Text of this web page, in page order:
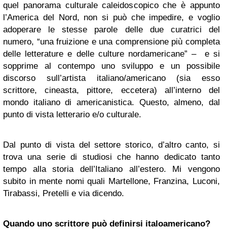
quel panorama culturale caleidoscopico che è appunto
l’America del Nord, non si può che impedire, e voglio
adoperare le stesse parole delle due curatrici del
numero, “una fruizione e una comprensione più completa
delle letterature e delle culture nordamericane” – e si
sopprime al contempo uno sviluppo e un possibile
discorso sull’artista italiano/americano (sia esso
scrittore, cineasta, pittore, eccetera) all’interno del
mondo italiano di americanistica. Questo, almeno, dal
punto di vista letterario e/o culturale.
Dal punto di vista del settore storico, d’altro canto, si
trova una serie di studiosi che hanno dedicato tanto
tempo alla storia dell’Italiano all’estero. Mi vengono
subito in mente nomi quali Martellone, Franzina, Luconi,
Tirabassi, Pretelli e via dicendo.
Quando uno scrittore può definirsi italoamericano?